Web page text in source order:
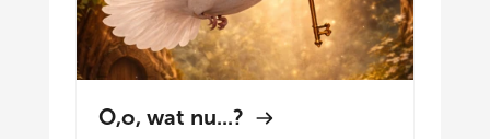
O,o, wat nu...?